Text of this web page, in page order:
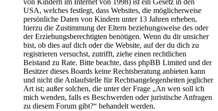
von Kindern im Internet von 1998) ist ein Gesetz in den
USA, welches festlegt, dass Websites, die möglicherweise
persönliche Daten von Kindern unter 13 Jahren erheben,
hierzu die Zustimmung der Eltern beziehungsweise des oder
der Erziehungsberechtigten benötigen. Wenn du dir unsicher
bist, ob dies auf dich oder die Website, auf der du dich zu
registrieren versuchst, zutrifft, ziehe einen rechtlichen
Beistand zu Rate. Bitte beachte, dass phpBB Limited und der
Besitzer dieses Boards keine Rechtsberatung anbieten kann
und nicht die Anlaufstelle für Rechtsangelegenheiten jeglicher
Art ist; außer solchen, die unter der Frage „An wen soll ich
mich wenden, falls es Beschwerden oder juristische Anfragen
zu diesem Forum gibt?“ behandelt werden.